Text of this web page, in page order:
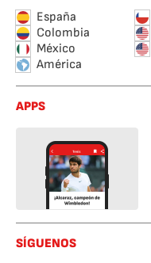
España
Colombia
México
América
APPS
SÍGUENOS